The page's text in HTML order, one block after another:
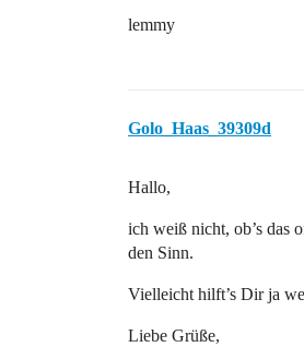
lemmy
Golo_Haas_39309d
Hallo,
ich weiß nicht, ob’s das
den Sinn.
Vielleicht hilft’s Dir ja
Liebe Grüße,